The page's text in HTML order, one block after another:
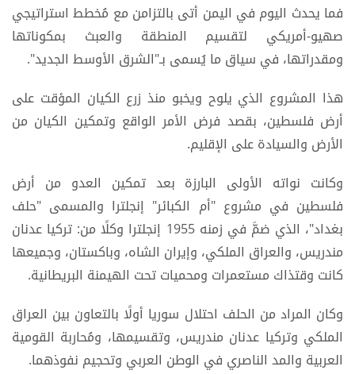
فما يحدث اليوم في اليمن أتى بالتزامن مع مُخطط استراتيجي
صهيو-أمريكي لتقسيم المنطقة والعبث بمكوناتها
ومقدراتها، في سياق ما يُسمى بـ"الشرق الأوسط الجديد".
هذا المشروع الذي يلوح ويخبو منذ زرع الكيان المؤقت على
أرض فلسطين، بقصد فرض الأمر الواقع وتمكين الكيان من
الأرض والسيادة على الإقليم.
وكانت نواته الأولى البارزة بعد تمكين العدو من أرض
فلسطين في مشروع "أم الكبائر" إنجلترا والمسمى "حلف
بغداد"، الذي ضمَّ في زمنه 1955 إنجلترا وكلًا من: تركيا عدنان
مندريس، والعراق الملكي، وإيران الشاه، وباكستان، وجميعها
كانت وقتذاك مستعمرات ومحميات تحت الهيمنة البريطانية.
وكان المراد من الحلف احتلال سوريا أولًا بالتعاون بين العراق
الملكي وتركيا عدنان مندريس، وتقسيمها، ومُحاربة القومية
العربية والمد الناصري في الوطن العربي وتحجيم نفوذهما.